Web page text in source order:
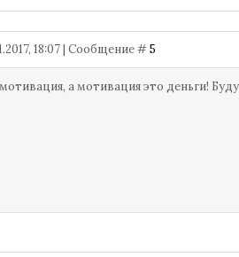
18:07 | Сообщение #5
а мотивация это деньги!